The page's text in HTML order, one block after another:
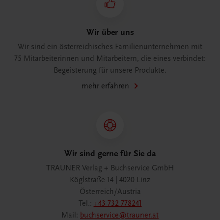
Wir über uns
Wir sind ein österreichisches Familienunternehmen mit
75 Mitarbeiterinnen und Mitarbeitern, die eines verbindet:
Begeisterung für unsere Produkte.
mehr erfahren
Wir sind gerne für Sie da
TRAUNER Verlag + Buchservice GmbH
Köglstraße 14 | 4020 Linz
Österreich/Austria
Tel.: +43 732 778241
Mail: buchservice@trauner.at